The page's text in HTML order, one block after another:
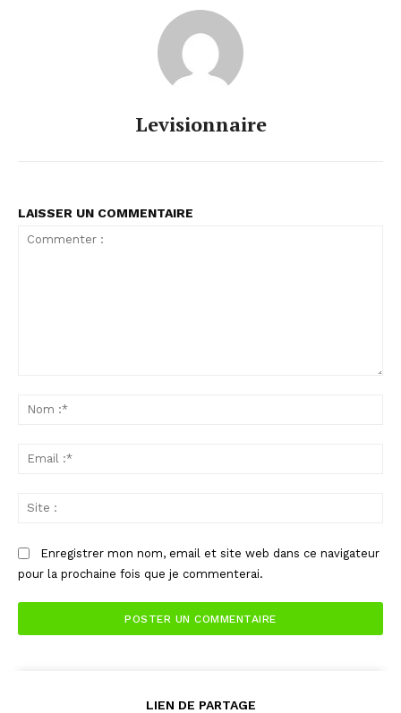
Levisionnaire
LAISSER UN COMMENTAIRE
Enregistrer mon nom, email et site web dans ce navigateur
pour la prochaine fois que je commenterai.
LIEN DE PARTAGE